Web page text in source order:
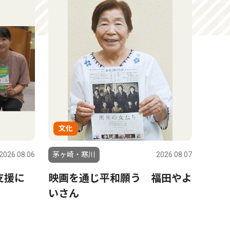
援に
文化
茅ヶ崎・寒川 2026.08.07
映画を通じ平和願う 福田やよ
いさん